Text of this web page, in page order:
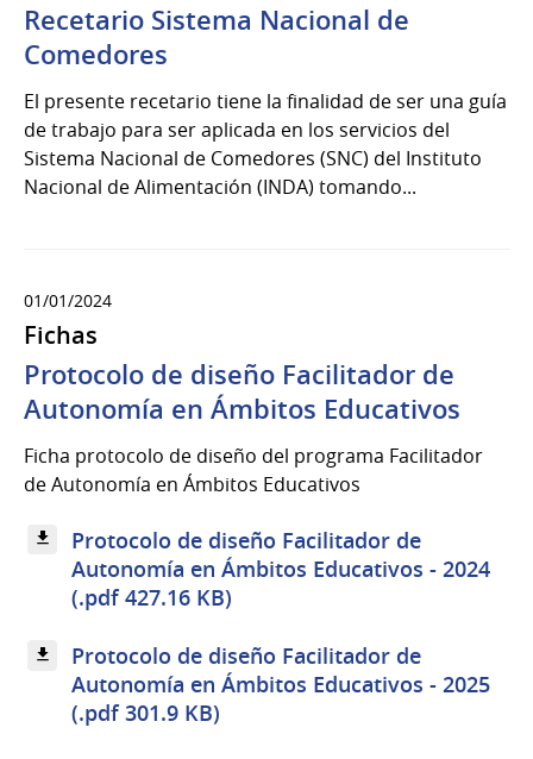
Recetario Sistema Nacional de
Comedores
El presente recetario tiene la finalidad de ser una guía
de trabajo para ser aplicada en los servicios del
Sistema Nacional de Comedores (SNC) del Instituto
Nacional de Alimentación (INDA) tomando...
01/01/2024
Fichas
Protocolo de diseño Facilitador de
Autonomía en Ámbitos Educativos
Ficha protocolo de diseño del programa Facilitador
de Autonomía en Ámbitos Educativos
Protocolo de diseño Facilitador de
Autonomía en Ámbitos Educativos - 2024
(.pdf 427.16 KB)
Protocolo de diseño Facilitador de
Autonomía en Ámbitos Educativos - 2025
(.pdf 301.9 KB)